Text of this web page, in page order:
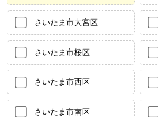
さいたま市大宮区
さいたま市桜区
さいたま市西区
さいたま市南区